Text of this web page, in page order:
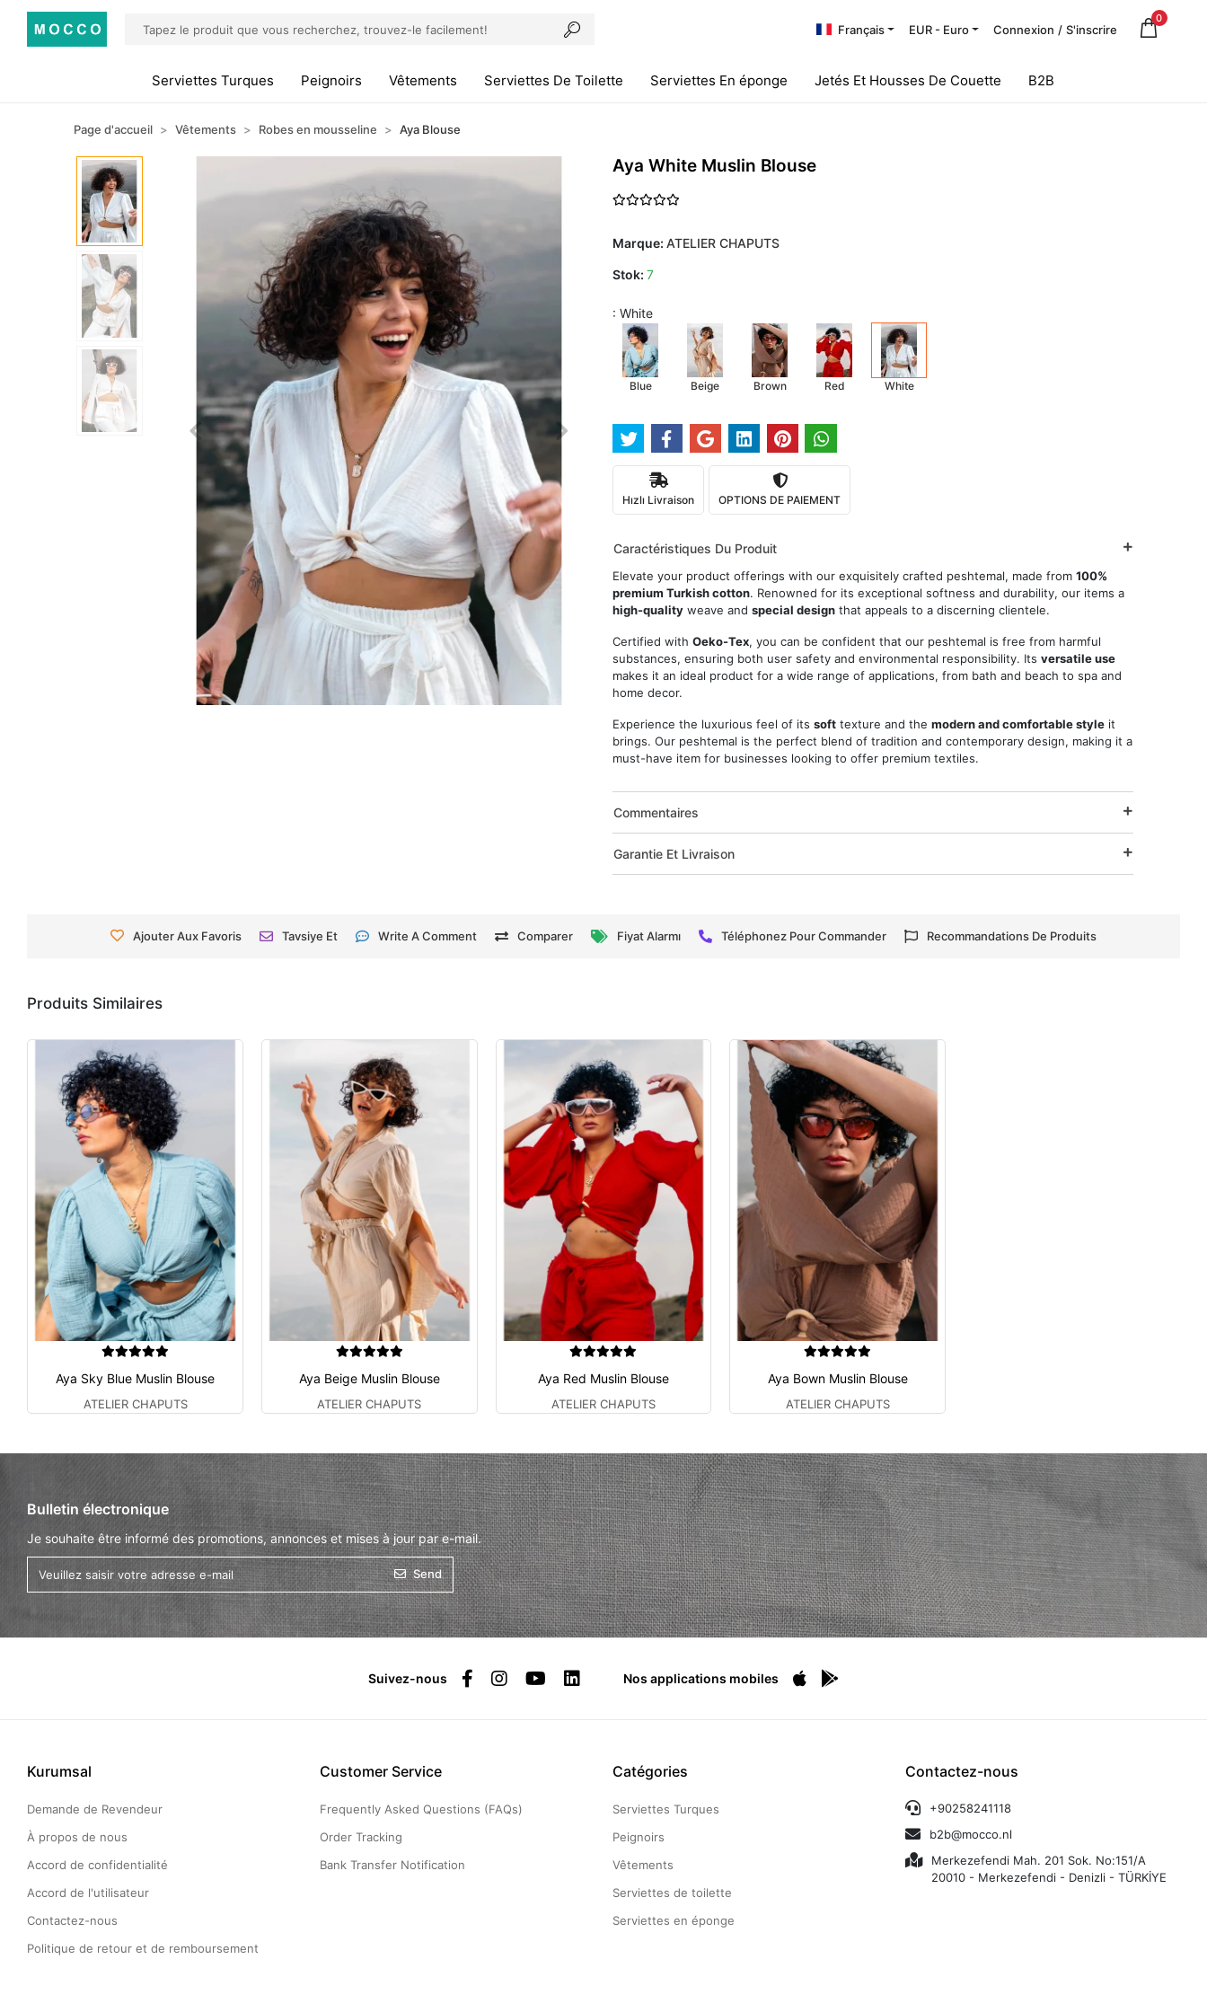
Français EUR - Euro Connexion / S'inscrire
0
Serviettes Turques Peignoirs Vêtements Serviettes De Toilette Serviettes En éponge Jetés Et Housses De Couette B2B
Page d'accueil Vêtements Robes en mousseline Aya Blouse
Aya White Muslin Blouse
Marque: ATELIER CHAPUTS
Stok: 7
: White
Blue Beige Brown Red White
Hızlı Livraison OPTIONS DE PAIEMENT
Caractéristiques Du Produit
Elevate your product offerings with our exquisitely crafted peshtemal, made from 100%
premium Turkish cotton. Renowned for its exceptional softness and durability, our items a
high-quality weave and special design that appeals to a discerning clientele.
Certified with Oeko-Tex, you can be confident that our peshtemal is free from harmful
substances, ensuring both user safety and environmental responsibility. Its versatile use
makes it an ideal product for a wide range of applications, from bath and beach to spa and
home decor.
Experience the luxurious feel of its soft texture and the modern and comfortable style it
brings. Our peshtemal is the perfect blend of tradition and contemporary design, making it a
must-have item for businesses looking to offer premium textiles.
Commentaires
Garantie Et Livraison
Ajouter Aux Favoris Tavsiye Et Write A Comment Comparer Fiyat Alarmı Téléphonez Pour Commander Recommandations De Produits
Produits Similaires
Aya Sky Blue Muslin Blouse
ATELIER CHAPUTS
Aya Beige Muslin Blouse
ATELIER CHAPUTS
Aya Red Muslin Blouse
ATELIER CHAPUTS
Aya Bown Muslin Blouse
ATELIER CHAPUTS
Bulletin électronique
Je souhaite être informé des promotions, annonces et mises à jour par e-mail.
Send
Suivez-nous Nos applications mobiles
Kurumsal
Demande de Revendeur
À propos de nous
Accord de confidentialité
Accord de l'utilisateur
Contactez-nous
Politique de retour et de remboursement
Customer Service
Frequently Asked Questions (FAQs)
Order Tracking
Bank Transfer Notification
Catégories
Serviettes Turques
Peignoirs
Vêtements
Serviettes de toilette
Serviettes en éponge
Contactez-nous
+90258241118
b2b@mocco.nl
Merkezefendi Mah. 201 Sok. No:151/A
20010 - Merkezefendi - Denizli - TÜRKİYE